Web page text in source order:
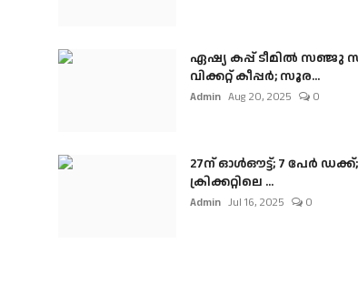
ഏഷ്യ കപ്പ് ടീമിൽ സഞ്ജു
വിക്കറ്റ് കീപ്പർ; സൂര...
Admin Aug 20, 2025 0
27ന് ഓൾഔട്ട്; 7 പേർ ഡക്ക്;
ക്രിക്കറ്റിലെ ...
Admin Jul 16, 2025 0